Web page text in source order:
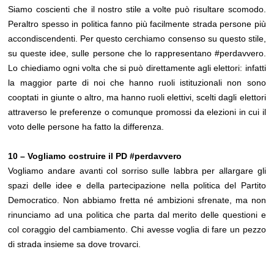
Siamo coscienti che il nostro stile a volte può risultare scomodo.
Peraltro spesso in politica fanno più facilmente strada persone più
accondiscendenti. Per questo cerchiamo consenso su questo stile,
su queste idee, sulle persone che lo rappresentano #perdavvero.
Lo chiediamo ogni volta che si può direttamente agli elettori: infatti
la maggior parte di noi che hanno ruoli istituzionali non sono
cooptati in giunte o altro, ma hanno ruoli elettivi, scelti dagli elettori
attraverso le preferenze o comunque promossi da elezioni in cui il
voto delle persone ha fatto la differenza.
10 – Vogliamo costruire il PD #perdavvero
Vogliamo andare avanti col sorriso sulle labbra per allargare gli
spazi delle idee e della partecipazione nella politica del Partito
Democratico. Non abbiamo fretta né ambizioni sfrenate, ma non
rinunciamo ad una politica che parta dal merito delle questioni e
col coraggio del cambiamento. Chi avesse voglia di fare un pezzo
di strada insieme sa dove trovarci.